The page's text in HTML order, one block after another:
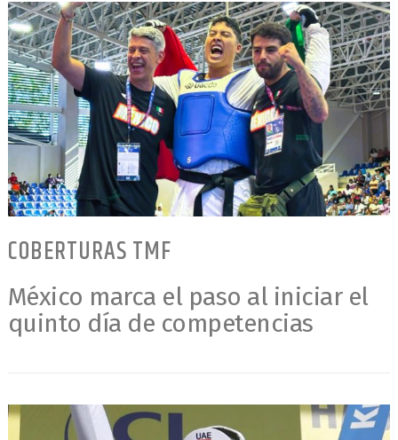
COBERTURAS TMF
México marca el paso al iniciar el
quinto día de competencias